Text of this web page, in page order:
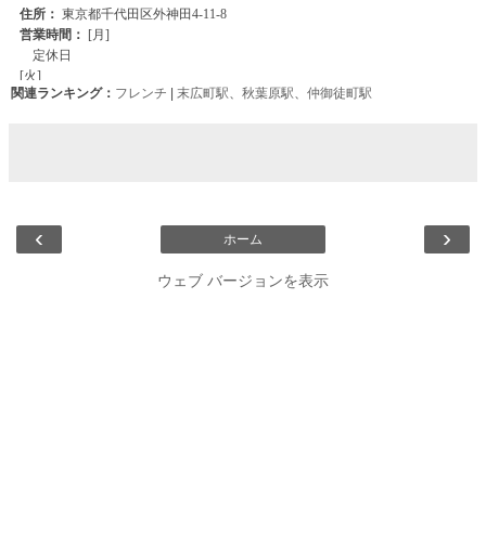
関連ランキング： フレンチ 末広町駅、 秋葉原駅、 仲御徒町駅
‹ ›
ホーム
ウェブ バージョンを表示